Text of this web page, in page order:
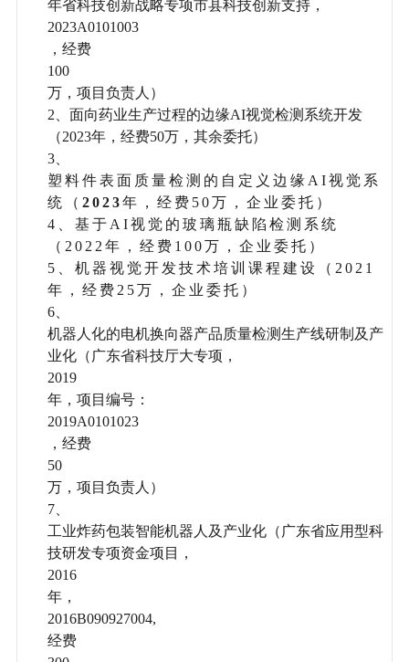
年省科技创新战略专项市县科技创新支持，
2023A0101003
，经费
100
万，项目负责人）
2、面向药业生产过程的边缘AI视觉检测系统开发
（2023年，经费50万，其余委托）
3、
塑料件表面质量检测的自定义边缘AI视觉系
统（ 2023年，经费50万，企业委托）
4、基于AI视觉的玻璃瓶缺陷检测系统
（2022年，经费100万，企业委托）
5、机器视觉开发技术培训课程建设（2021
年，经费25万，企业委托）
6、
机器人化的电机换向器产品质量检测生产线研制及产
业化（广东省科技厅大专项，
2019
年，项目编号：
2019A0101023
，经费
50
万，项目负责人）
7、
工业炸药包装智能机器人及产业化（广东省应用型科
技研发专项资金项目，
2016
年，
2016B090927004,
经费